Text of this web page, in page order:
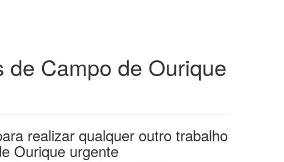
Campo de Ourique
realizar qualquer outro trabalho
Ourique urgente